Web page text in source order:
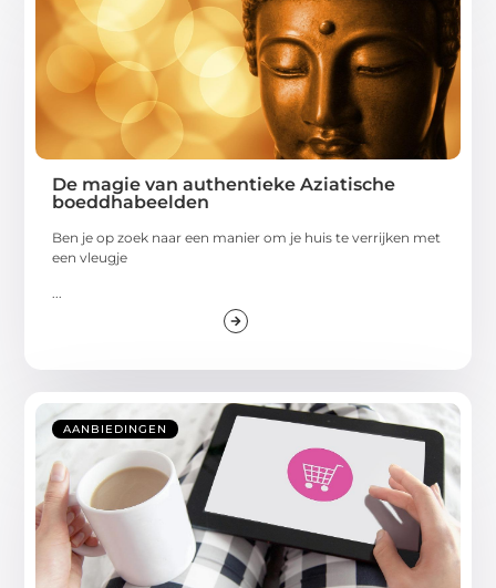
De magie van authentieke Aziatische
boeddhabeelden
Ben je op zoek naar een manier om je huis te verrijken met
een vleugje
...
AANBIEDINGEN